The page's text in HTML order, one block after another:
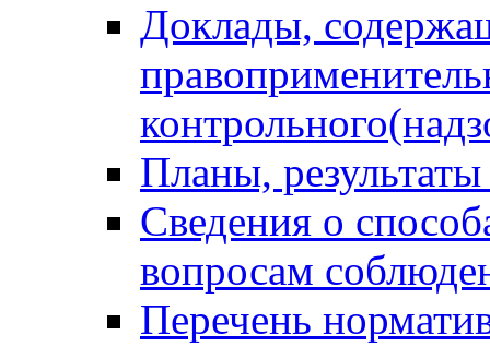
Доклады,
Планы,
Сведения о
вопросам
Перечень